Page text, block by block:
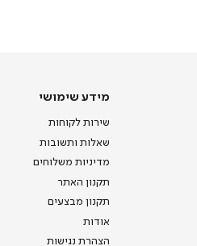
מידע שימושי
שירות לקוחות
שאלות ותשובות
מדיניות משלוחים
תקנון האתר
תקנון מבצעים
אודות
הצהרת נגישות